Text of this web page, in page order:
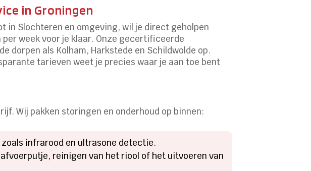
in Groningen
in Slochteren en omgeving, wil je direct geholpen
week voor je klaar. Onze gecertificeerde
dorpen als Kolham, Harkstede en Schildwolde op.
tarieven weet je precies waar je aan toe bent
Wij pakken storingen en onderhoud op binnen:
infrarood en ultrasone detectie.
reinigen van het riool of het uitvoeren van